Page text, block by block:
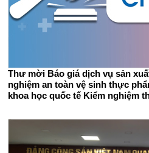
Thư mời Báo giá dịch vụ sản
nghiệm an toàn vệ sinh thực phẩm quốc gia và Hội
khoa học quốc tế Kiểm nghiệm